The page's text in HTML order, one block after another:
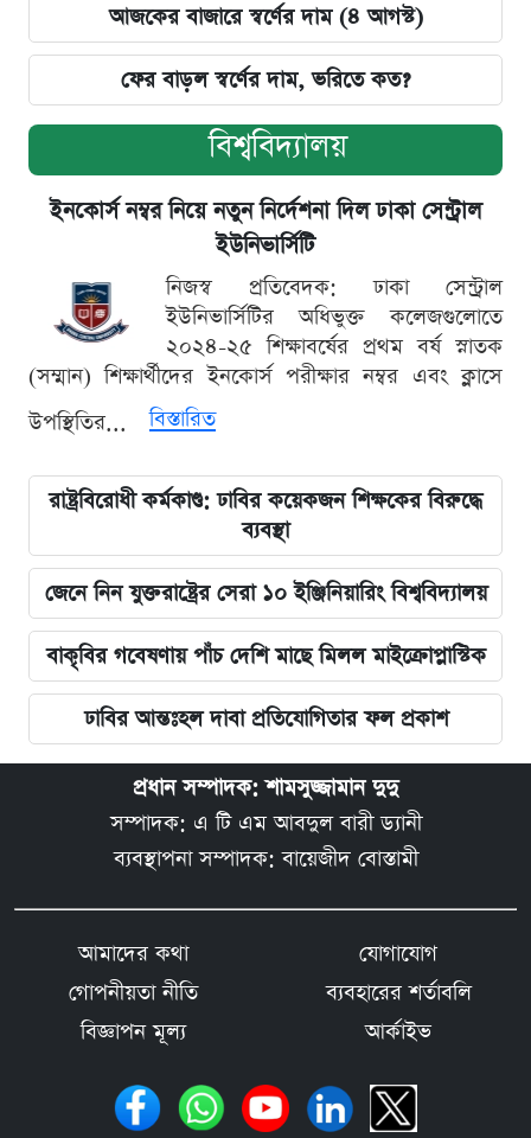
আজকের বাজারে স্বর্ণের দাম (৪ আগস্ট)
ফের বাড়ল স্বর্ণের দাম, ভরিতে কত?
বিশ্ববিদ্যালয়
ইনকোর্স নম্বর নিয়ে নতুন নির্দেশনা দিল ঢাকা সেন্ট্রাল
ইউনিভার্সিটি
নিজস্ব প্রতিবেদক: ঢাকা সেন্ট্রাল
ইউনিভার্সিটির অধিভুক্ত কলেজগুলোতে
২০২৪-২৫ শিক্ষাবর্ষের প্রথম বর্ষ স্নাতক
(সম্মান) শিক্ষার্থীদের ইনকোর্স পরীক্ষার নম্বর এবং ক্লাসে
উপস্থিতির...
বিস্তারিত
রাষ্ট্রবিরোধী কর্মকাণ্ড: ঢাবির কয়েকজন শিক্ষকের বিরুদ্ধে
ব্যবস্থা
জেনে নিন যুক্তরাষ্ট্রের সেরা ১০ ইঞ্জিনিয়ারিং বিশ্ববিদ্যালয়
বাকৃবির গবেষণায় পাঁচ দেশি মাছে মিলল মাইক্রোপ্লাস্টিক
ঢাবির আন্তঃহল দাবা প্রতিযোগিতার ফল প্রকাশ
প্রধান সম্পাদক: শামসুজ্জামান দুদু
সম্পাদক: এ টি এম আবদুল বারী ড্যানী
ব্যবস্থাপনা সম্পাদক: বায়েজীদ বোস্তামী
আমাদের কথা
যোগাযোগ
গোপনীয়তা নীতি
ব্যবহারের শর্তাবলি
বিজ্ঞাপন মূল্য
আর্কাইভ